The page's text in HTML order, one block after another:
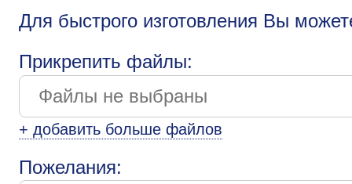
Для быстрого изготовления Вы
Прикрепить файлы:
+ добавить больше файлов
Пожелания: